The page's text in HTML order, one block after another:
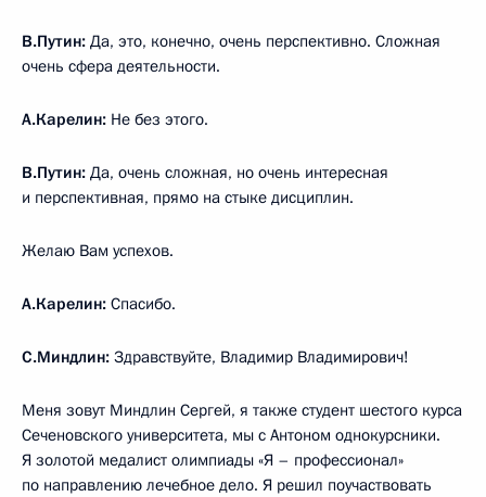
В.Путин: Да, это, конечно, очень перспективно. Сложная
очень сфера деятельности.
А.Карелин: Не без этого.
В.Путин: Да, очень сложная, но очень интересная
и перспективная, прямо на стыке дисциплин.
Желаю Вам успехов.
А.Карелин: Спасибо.
С.Миндлин: Здравствуйте, Владимир Владимирович!
Меня зовут Миндлин Сергей, я также студент шестого курса
Сеченовского университета, мы с Антоном однокурсники.
Я золотой медалист олимпиады «Я – профессионал»
по направлению лечебное дело. Я решил поучаствовать